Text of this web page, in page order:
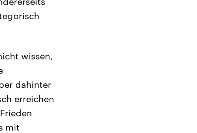
wissen,
dahinter
erreichen
mit